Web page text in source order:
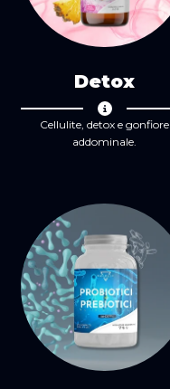
Detox
Cellulite, detox e gonfiore
addominale.